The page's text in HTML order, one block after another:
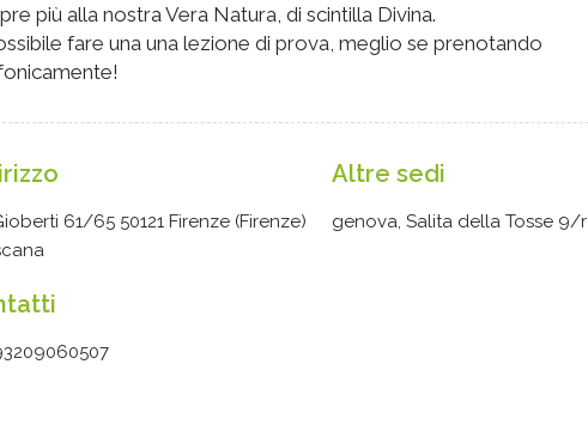
più alla nostra Vera Natura, di scintilla Divina.
fare una una lezione di prova, meglio se prenotando
61/65 50121 Firenze (Firenze)
Altre sedi
genova, Salita della Tosse 9/r